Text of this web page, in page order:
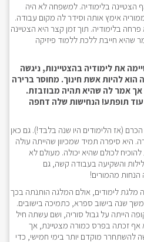
בלימודיה. למשפחה לא היה
אימץ אותה וסידר לה מקום עבודה.
בלימודיה. תוך זמן קצר היא הצטיינה
שהיא חייבת ללכת ללמוד פיזיקה
1965, אמא סיימה את לימודיה בהצטיינות, ניגשה
להיות אשת חינוך. מחוסר ברירה
אמר לה שהיא תהיה מבוזבזת.
תופתע! הנחישות שלה דחפה
(אז הלימודים היו שנה בלבד!). גם כאן
היא סיפרה תמיד שמכיוון שהייתה עולה
לכולם שהיא יכולה. מעולם לא
והשקיעה בעבודה קשה, גם
מהמורים!
מלגת לימודים, אולם המלגה הותנתה בכך
שנה בישוב ספרא, כתמיכה בישובים.
הייתה על גבול סוריה, ושם עשתה חיל
אף זכתה בפרס כמורה מצטיינת, אך
להשתחרר מוקדם יותר בימי חמישי, כדי